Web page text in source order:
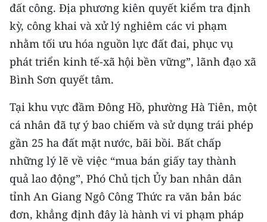
đất công. Địa phương kiên quyết kiểm tra định
kỳ, công khai và xử lý nghiêm các vi phạm
nhằm tối ưu hóa nguồn lực đất đai, phục vụ
phát triển kinh tế-xã hội bền vững”, lãnh đạo xã
Bình Sơn quyết tâm.
Tại khu vực đầm Đông Hồ, phường Hà Tiên, một
cá nhân đã tự ý bao chiếm và sử dụng trái phép
gần 25 ha đất mặt nước, bãi bồi. Bất chấp
những lý lẽ về việc “mua bán giấy tay thành
quả lao động”, Phó Chủ tịch Ủy ban nhân dân
tỉnh An Giang Ngô Công Thức ra văn bản bác
đơn, khẳng định đây là hành vi vi phạm pháp